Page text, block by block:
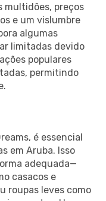
multidões, preços
e um vislumbre
algumas
limitadas devido
populares
permitindo
é essencial
em Aruba. Isso
adequada—
casacos e
roupas leves como